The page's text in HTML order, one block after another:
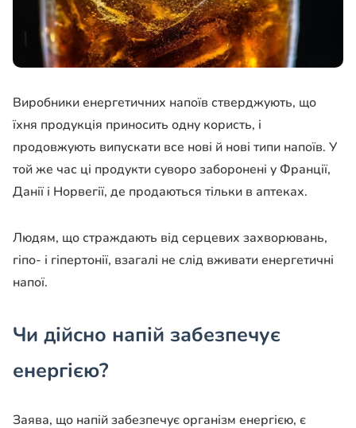
Виробники енергетичних напоїв стверджують, що
їхня продукція приносить одну користь, і
продовжують випускати все нові й нові типи напоїв. У
той же час ці продукти суворо заборонені у Франції,
Данії і Норвегії, де продаються тільки в аптеках.
Людям, що страждають від серцевих захворювань,
гіпо- і гіпертонії, взагалі не слід вживати енергетичні
напої.
Чи дійсно напій забезпечує
енергією?
Заява, що напій забезпечує організм енергією, є